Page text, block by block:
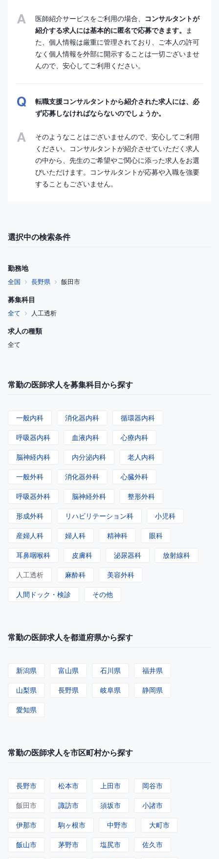
医師紹介サービスをご利用の場合、
コンサルタントが
紹介する求人には基本的に匿名で応募できます。 ま
た、個人情報は厳重に管理されており、ご本人の許可
なく個人情報を外部に開示することは一切ございませ
んので、安心してご利用ください。
転職支援コンサルタントから紹介された求人には、必
ず応募しなければならないのでしょうか。
そのようなことはございませんので、安心してご利用
ください。コンサルタントが紹介させていただく求人
の中から、先生のご希望やご関心に添った求人をお選
びいただけます。コンサルタントが応募や入職を強要
することもございません。
選択中の検索条件
勤務地
全国 長野県 飯田市
募集科目
全て 人工透析
求人の種類
全て
常勤の医師求人を募集科目から探す
一般内科 消化器内科 循環器内科
呼吸器内科 血液内科 心療内科
脳神経内科 内分泌内科 老人内科
一般外科 消化器外科 心臓外科
呼吸器外科 脳神経外科 整形外科
形成外科 リハビリテーション科 小児科
産婦人科 婦人科 精神科 眼科
耳鼻咽喉科 皮膚科 泌尿器科 放射線科
人工透析 麻酔科 美容外科
人間ドック・検診 その他
常勤の医師求人を都道府県から探す
新潟県 富山県 石川県 福井県
山梨県 長野県 岐阜県 静岡県
愛知県
常勤の医師求人を市区町村から探す
長野市 松本市 上田市 岡谷市
飯田市 諏訪市 須坂市 小諸市
伊那市 駒ヶ根市 中野市 大町市
飯山市 茅野市 塩尻市 佐久市